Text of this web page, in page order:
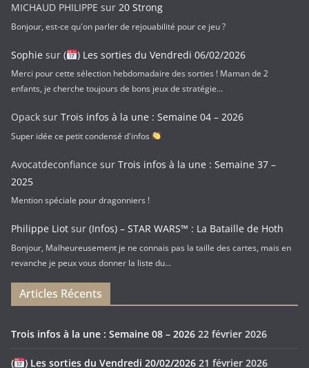
i
l
MICHAUD PHILIPPE sur 20 Strong
Bonjour, est-ce qu'on parler de rejouabilité pour ce jeu ?
Sophie sur ( ) Les sorties du Vendredi 06/02/2026
Merci pour cette sélection hebdomadaire des sorties ! Maman de 2
enfants, je cherche toujours de bons jeux de stratégie…
Opack sur Trois infos à la une : Semaine 04 – 2026
Super idée ce petit condensé d'infos
Avocatdeconfiance sur Trois infos à la une : Semaine 37 –
2025
Mention spéciale pour dragonniers !
Philippe Liot sur (Infos) – STAR WARS™ : La Bataille de Hoth
Bonjour, Malheureusement je ne connais pas la taille des cartes, mais en
revanche je peux vous donner la liste du…
Articles Récents
Trois infos à la une : Semaine 08 – 2026 22 février 2026
( ) Les sorties du Vendredi 20/02/2026 21 février 2026